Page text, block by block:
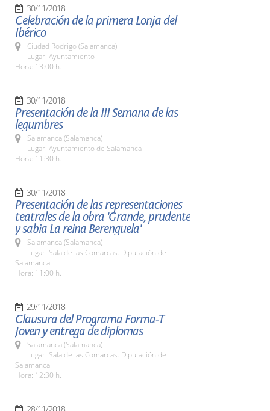
30/11/2018
Celebración de la primera Lonja del
Ibérico
Ciudad Rodrigo (Salamanca)
Lugar: Ayuntamiento
Hora: 13:00 h.
30/11/2018
Presentación de la III Semana de las
legumbres
Salamanca (Salamanca)
Lugar: Ayuntamiento de Salamanca
Hora: 11:30 h.
30/11/2018
Presentación de las representaciones
teatrales de la obra 'Grande, prudente
y sabia La reina Berenguela'
Salamanca (Salamanca)
Lugar: Sala de las Comarcas. Diputación de
Salamanca
Hora: 11:00 h.
29/11/2018
Clausura del Programa Forma-T
Joven y entrega de diplomas
Salamanca (Salamanca)
Lugar: Sala de las Comarcas. Diputación de
Salamanca
Hora: 12:30 h.